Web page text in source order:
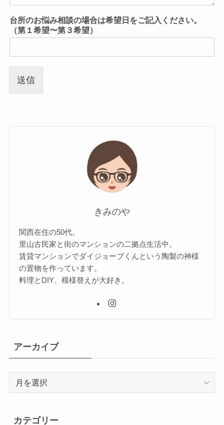
台所のお悩み相談の場合は希望日をご記入ください。
（第１希望〜第３希望）
送信
きみのや
関西在住の50代。
里山古民家と街のマンションの二拠点生活中。
賃貸マンションでダイジョーブくんという陶製の神様
の置物を作っています。
料理とDIY、模様替えが大好き。
アーカイブ
カテゴリー